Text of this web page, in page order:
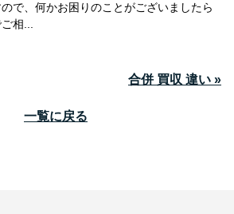
で、何かお困りのことがございましたら
相...
合併 買収 違い »
一覧に戻る